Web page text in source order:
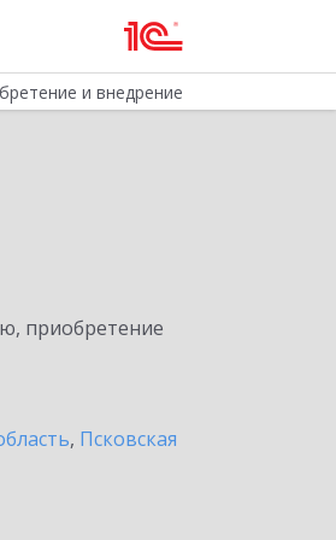
и внедрение
приобретение
, Псковская